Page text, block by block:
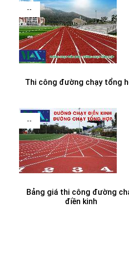
--
Thi công đường chạy tổng
--
Bảng giá thi công đường
điền kinh